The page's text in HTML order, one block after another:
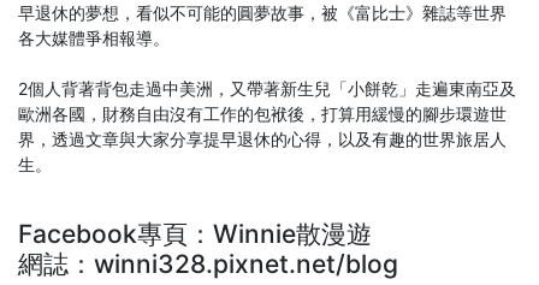
早退休的夢想，看似不可能的圓夢故事，被《富比士》雜誌等世界
各大媒體爭相報導。
2個人背著背包走過中美洲，又帶著新生兒「小餅乾」走遍東南亞及
歐洲各國，財務自由沒有工作的包袱後，打算用緩慢的腳步環遊世
界，透過文章與大家分享提早退休的心得，以及有趣的世界旅居人
生。
Facebook專頁：Winnie散漫遊
網誌：winni328.pixnet.net/blog